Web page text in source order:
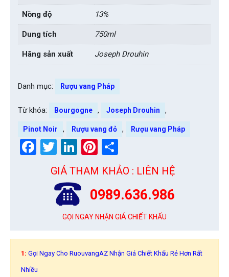
Nồng độ 13%
Dung tích 750ml
Hãng sản xuất Joseph Drouhin
Danh mục: Rượu vang Pháp
Từ khóa: Bourgogne , Joseph Drouhin ,
Pinot Noir , Rượu vang đỏ , Rượu vang Pháp
Facebook
Twitter
LinkedIn
Pinterest
GIÁ THAM KHẢO : LIÊN HỆ
0989.636.986
GỌI NGAY NHẬN GIÁ CHIẾT KHẤU
1: Gọi Ngay Cho RuouvangAZ Nhận Giá Chiết Khấu Rẻ Hơn Rất
Nhiều